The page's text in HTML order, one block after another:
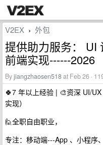
V2EX › 外包
提供助力服务： UI
前端实现------2026
Byjiangzhaosen518at Feb 26 ·
🍀7 年以上经验 | 🎨资深 UI/
实现）
🙋全职自由职业，
专注：移动端---App 、小程序